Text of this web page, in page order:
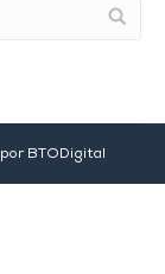
BTODigital